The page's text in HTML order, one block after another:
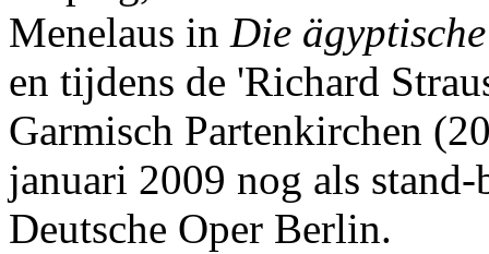
Menelaus in Die
en tijdens de 'Richard
Garmisch Partenkirchen
januari 2009 nog als stand-
Deutsche Oper Berlin.